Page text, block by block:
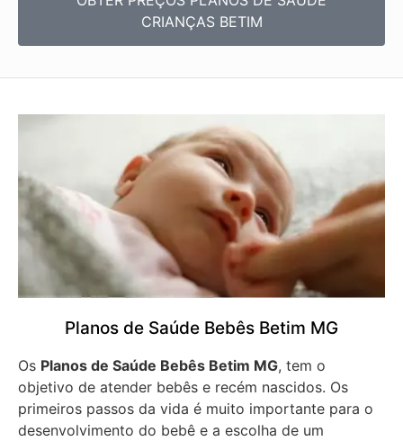
CRIANÇAS BETIM
Planos de Saúde Bebês Betim MG
Os Planos de Saúde Bebês Betim MG, tem o
objetivo de atender bebês e recém nascidos. Os
primeiros passos da vida é muito importante para o
desenvolvimento do bebê e a escolha de um